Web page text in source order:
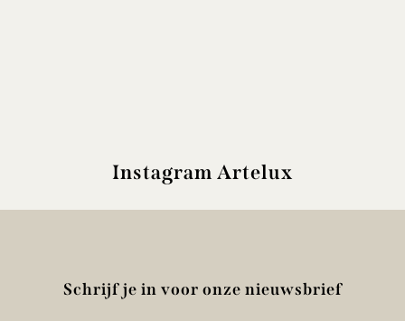
Instagram Artelux
Schrijf je in voor onze nieuwsbrief